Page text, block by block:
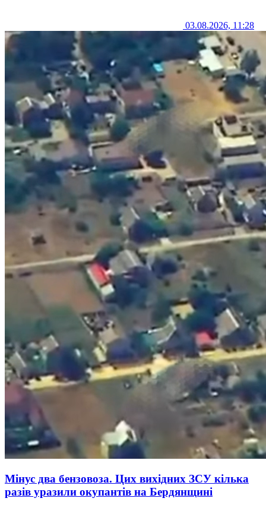
03.08.2026, 11:28
Мінус два бензовоза. Цих вихідних ЗСУ кілька
разів уразили окупантів на Бердянщині